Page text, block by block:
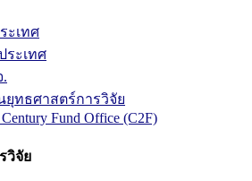
ะเทศ
ระเทศ
ทธศาสตร์การวิจัย
Century Fund Office (C2F)
วิจัย